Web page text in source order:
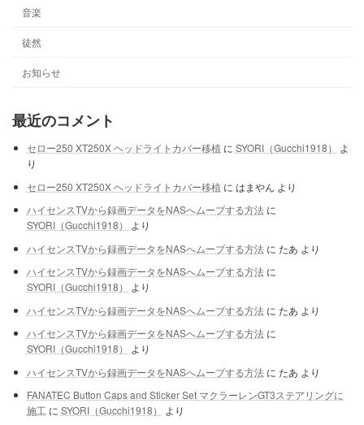
音楽
徒然
お知らせ
最近のコメント
セロー250 XT250X ヘッドライトカバー移植 に SYORI（Gucchi1918）
よ
り
セロー250 XT250X ヘッドライトカバー移植 に はまやん より
ハイセンスTVから録画データをNASへムーブする方法に
SYORI（Gucchi1918）
より
ハイセンスTVから録画データをNASへムーブする方法に たあ より
ハイセンスTVから録画データをNASへムーブする方法に
SYORI（Gucchi1918）
より
ハイセンスTVから録画データをNASへムーブする方法に たあ より
ハイセンスTVから録画データをNASへムーブする方法に
SYORI（Gucchi1918）
より
ハイセンスTVから録画データをNASへムーブする方法に たあ より
FANATEC Button Caps and Sticker Set マクラーレンGT3ステアリングに
施工 に SYORI（Gucchi1918）
より